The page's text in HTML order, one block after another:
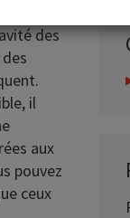
des
il
aux
pouvez
ceux